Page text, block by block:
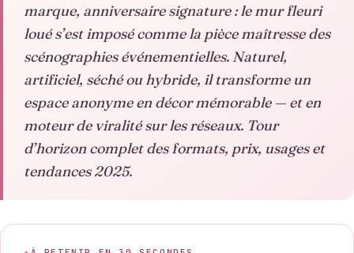
marque, anniversaire signature : le mur fleuri
loué s’est imposé comme la pièce maîtresse des
scénographies événementielles. Naturel,
artificiel, séché ou hybride, il transforme un
espace anonyme en décor mémorable — et en
moteur de viralité sur les réseaux. Tour
d’horizon complet des formats, prix, usages et
tendances 2025.